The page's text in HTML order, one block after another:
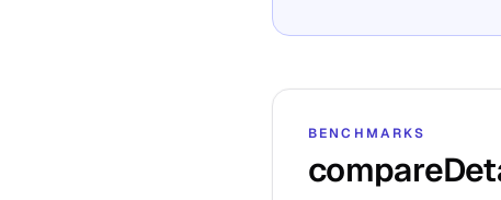
BENCHMARKS